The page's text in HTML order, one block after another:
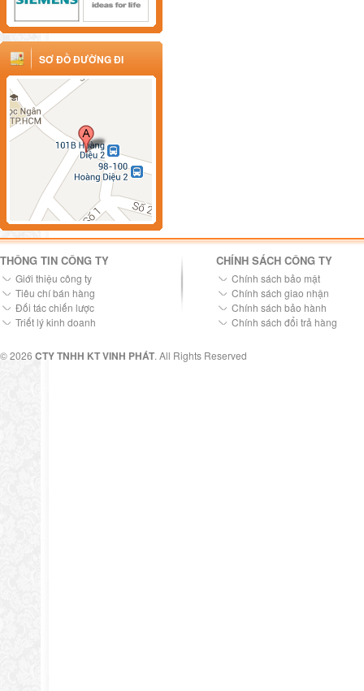
SƠ ĐỒ ĐƯỜNG ĐI
THÔNG TIN CÔNG TY
Giới thiệu công ty
Tiêu chí bán hàng
Đối tác chiến lược
Triết lý kinh doanh
CHÍNH SÁCH CÔNG TY
Chính sách bảo mật
Chính sách giao nhận
Chính sách bảo hành
Chính sách đổi trả hàng
© 2026 CTY TNHH KT VINH PHÁT. All Rights Reserved